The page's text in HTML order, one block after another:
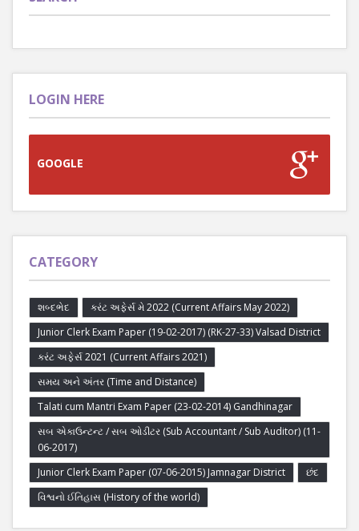
LOGIN HERE
GOOGLE
CATEGORY
શબ્દભેદ
કરંટ અફેર્સ મે 2022 (Current Affairs May 2022)
Junior Clerk Exam Paper (19-02-2017) (RK-27-33) Valsad District
કરંટ અફેર્સ 2021 (Current Affairs 2021)
સમય અને અંતર (Time and Distance)
Talati cum Mantri Exam Paper (23-02-2014) Gandhinagar
સબ એકાઉન્ટન્ટ / સબ ઓડીટર (Sub Accountant / Sub Auditor) (11-
06-2017)
Junior Clerk Exam Paper (07-06-2015) Jamnagar District
છંદ
વિશ્વનો ઈતિહાસ (History of the world)